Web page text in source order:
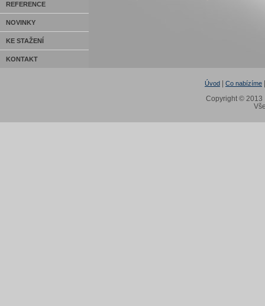
REFERENCE
NOVINKY
KE STAŽENÍ
KONTAKT
Úvod Co nabízíme
Copyright © 2013